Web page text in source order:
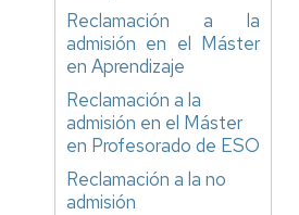
Reclamación a la
admisión en el Máster
en Aprendizaje
Reclamación a la
admisión en el Máster
en Profesorado de ESO
Reclamación a la no
admisión